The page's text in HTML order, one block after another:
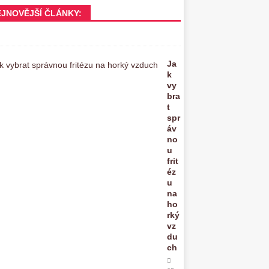
ČLÁNKY:
Ja
k
vy
bra
t
spr
áv
no
u
frit
éz
u
na
ho
rký
vz
du
ch